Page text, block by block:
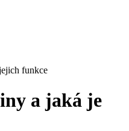
funkce
a jaká je